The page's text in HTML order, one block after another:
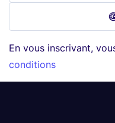
En vous inscrivant,
conditions